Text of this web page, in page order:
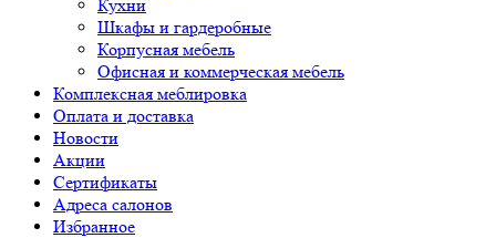
Кухни
Шкафы и гардеробные
Корпусная мебель
Офисная и коммерческая мебель
Комплексная меблировка
Оплата и доставка
Новости
Акции
Сертификаты
Адреса салонов
Избранное